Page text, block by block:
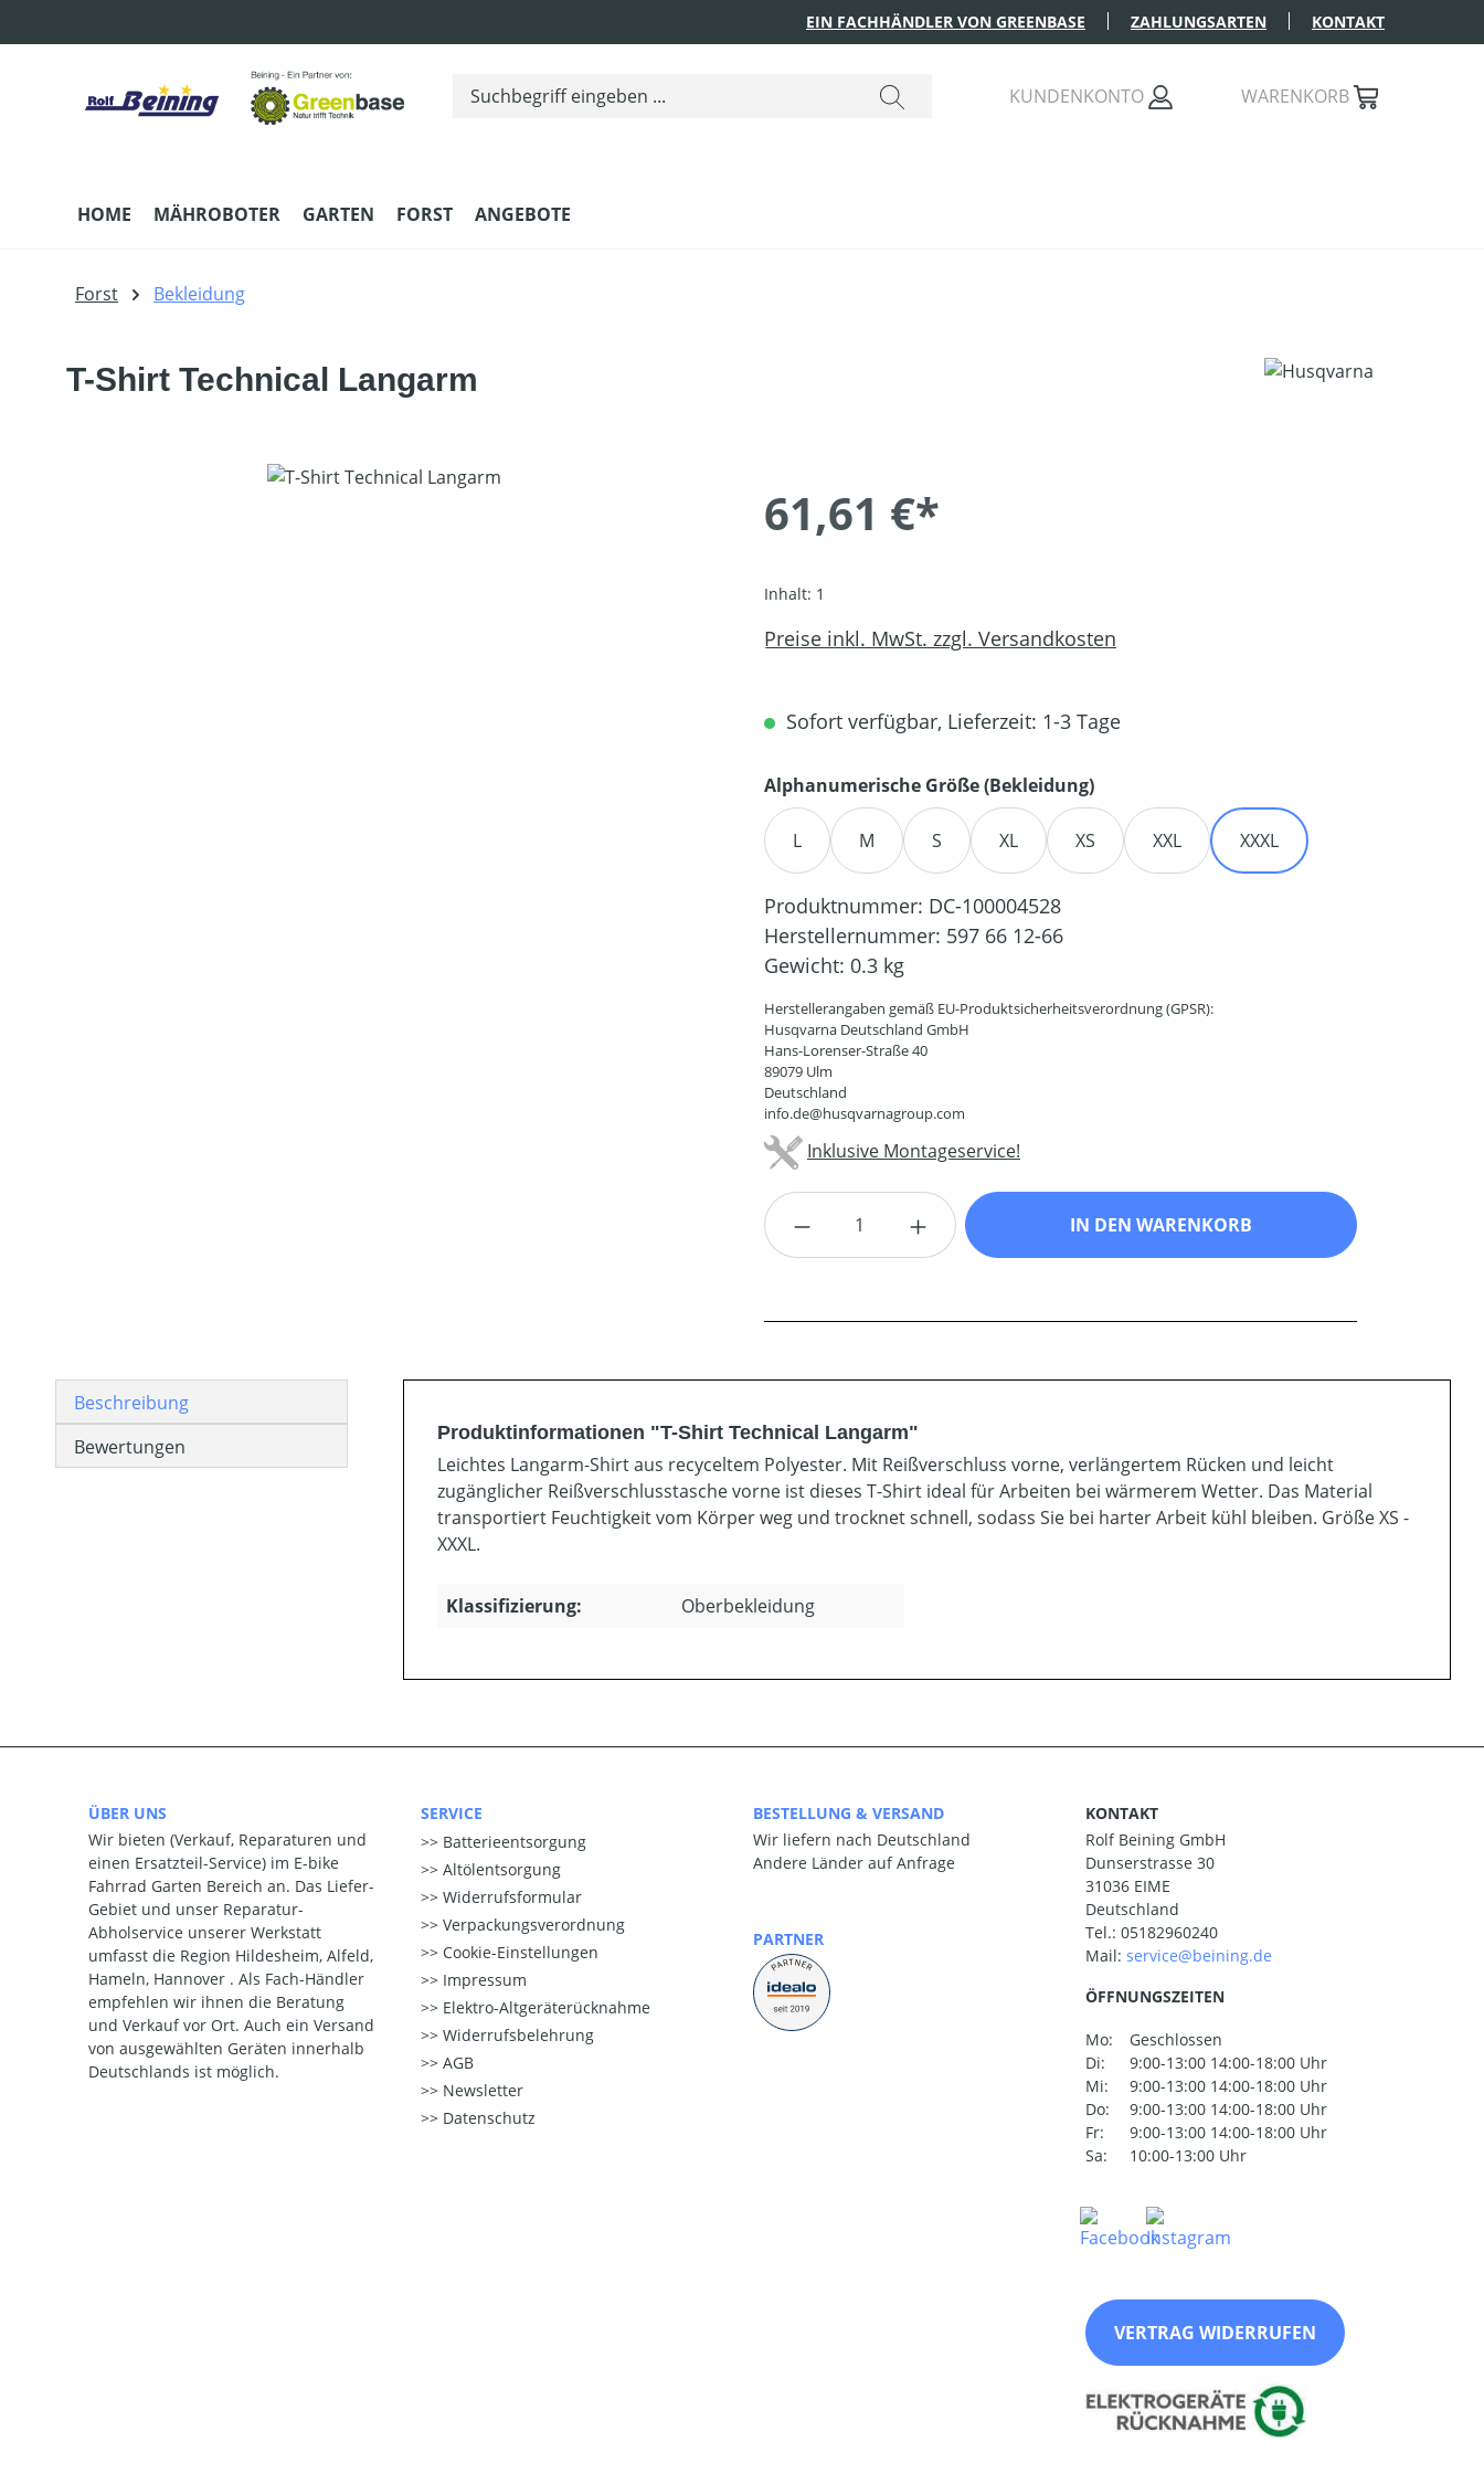
EIN FACHHÄNDLER VON GREENBASE ZAHLUNGSARTEN KONTAKT
KUNDENKONTO WARENKORB
HOME MÄHROBOTER GARTEN FORST ANGEBOTE
Forst Bekleidung
T-Shirt Technical Langarm
Bildergalerie überspringen
61,61 €*
Inhalt: 1
Preise inkl. MwSt. zzgl. Versandkosten
Sofort verfügbar, Lieferzeit: 1-3 Tage
Alphanumerische Größe (Bekleidung)auswählen
L M S XL XS XXL XXXL
Produktnummer: DC-100004528
Herstellernummer: 597 66 12-66
Gewicht: 0.3 kg
Herstellerangaben gemäß EU-Produktsicherheitsverordnung (GPSR):
Husqvarna Deutschland GmbH
Hans-Lorenser-Straße 40
89079 Ulm
Deutschland
info.de@husqvarnagroup.com
Inklusive Montageservice!
Produkt Anzahl: Gib den gewünschten Wert ein oder
IN DEN WARENKORB
Beschreibung
Bewertungen
Produktinformationen "T-Shirt Technical Langarm"
Leichtes Langarm-Shirt aus recyceltem Polyester. Mit Reißverschluss vorne, verlängertem Rücken und leicht
zugänglicher Reißverschlusstasche vorne ist dieses T-Shirt ideal für Arbeiten bei wärmerem Wetter. Das Material
transportiert Feuchtigkeit vom Körper weg und trocknet schnell, sodass Sie bei harter Arbeit kühl bleiben. Größe XS -
XXXL.
Klassifizierung: Oberbekleidung
ÜBER UNS
Wir bieten (Verkauf, Reparaturen und
einen Ersatzteil-Service) im E-bike
Fahrrad Garten Bereich an. Das Liefer-
Gebiet und unser Reparatur-
Abholservice unserer Werkstatt
umfasst die Region Hildesheim, Alfeld,
Hameln, Hannover . Als Fach-Händler
empfehlen wir ihnen die Beratung
und Verkauf vor Ort. Auch ein Versand
von ausgewählten Geräten innerhalb
Deutschlands ist möglich.
SERVICE
Batterieentsorgung
Altölentsorgung
Widerrufsformular
Verpackungsverordnung
Cookie-Einstellungen
Impressum
Elektro-Altgeräterücknahme
Widerrufsbelehrung
AGB
Newsletter
Datenschutz
BESTELLUNG & VERSAND
Wir liefern nach Deutschland
Andere Länder auf Anfrage
PARTNER
KONTAKT
Rolf Beining GmbH
Dunserstrasse 30
31036 EIME
Deutschland
Tel.: 05182960240
Mail:
ÖFFNUNGSZEITEN
Mo:
Geschlossen
Di:
9:00-13:00 14:00-18:00 Uhr
Mi:
9:00-13:00 14:00-18:00 Uhr
Do:
9:00-13:00 14:00-18:00 Uhr
Fr:
9:00-13:00 14:00-18:00 Uhr
Sa:
10:00-13:00 Uhr
VERTRAG WIDERRUFEN